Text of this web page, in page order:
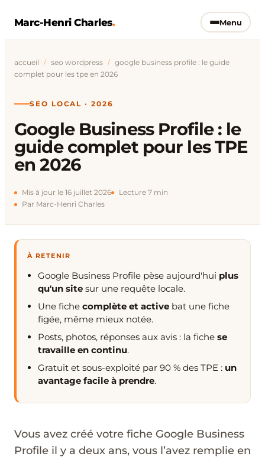
Marc-Henri Charles. Menu
accueil / seo wordpress / google business profile : le guide
complet pour les tpe en 2026
SEO LOCAL · 2026
Google Business Profile : le
guide complet pour les TPE
en 2026
Mis à jour le 16 juillet 2026
Lecture 7 min
Par Marc-Henri Charles
À RETENIR
Google Business Profile pèse aujourd'hui plus
qu'un site sur une requête locale.
Une fiche complète et active bat une fiche
figée, même mieux notée.
Posts, photos, réponses aux avis : la fiche se
travaille en continu.
Gratuit et sous-exploité par 90 % des TPE : un
avantage facile à prendre.
Vous avez créé votre fiche Google Business
Profile il y a deux ans, vous l’avez remplie en